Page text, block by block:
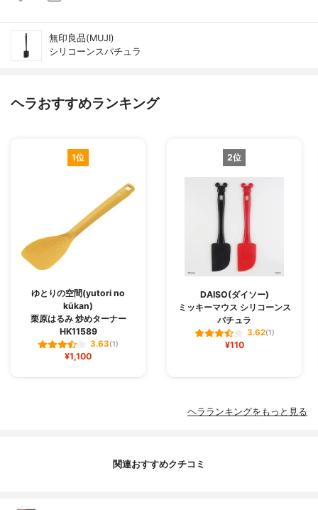
無印良品(MUJI)
シリコーンスパチュラ
ヘラおすすめランキング
1位
ゆとりの空間(yutori no
kūkan)
栗原はるみ 炒めターナー
HK11589
3.63(1)
¥1,100
2位
DAISO(ダイソー)
ミッキーマウス シリコーンス
パチュラ
3.62(1)
¥110
ヘラランキングをもっと見る
関連おすすめクチコミ